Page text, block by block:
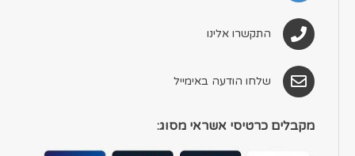
התקשרו אלינו
שלחו הודעה באימייל
מקבלים כרטיסי אשראי מסוג: